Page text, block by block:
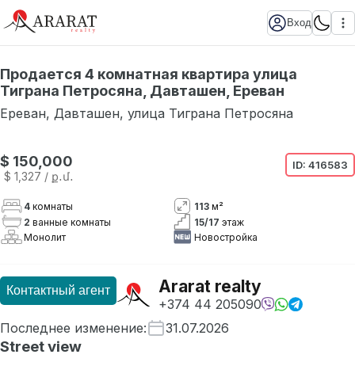
Вход
Продается 4 комнатная квартира улица
Тиграна Петросяна, Давташен, Ереван
Ереван, Давташен, улица Тиграна Петросяна
$ 150,000
$ 1,327 / ք․մ․
ID: 416583
4 комнаты 113 м²
2 ванные комнаты 15/17 этаж
Монолит
Новостройка
Контактный агент Ararat realty
+374 44 205090
Последнее изменение: 31.07.2026
Street view